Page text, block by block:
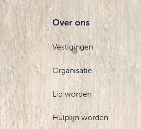
Over ons
Vestigingen
Organisatie
Lid worden
Hulplijn worden